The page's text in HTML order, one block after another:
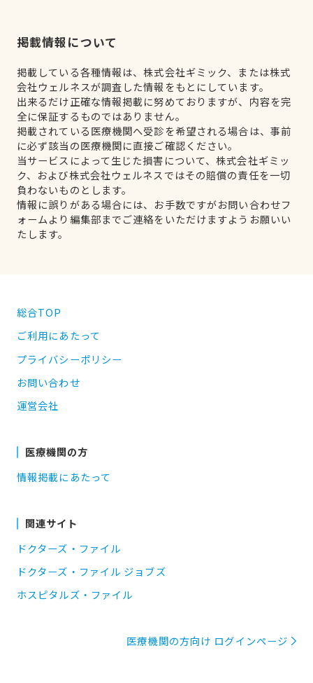
掲載情報について
掲載している各種情報は、株式会社ギミック、または株式
会社ウェルネスが調査した情報をもとにしています。
出来るだけ正確な情報掲載に努めておりますが、内容を完
全に保証するものではありません。
掲載されている医療機関へ受診を希望される場合は、事前
に必ず該当の医療機関に直接ご確認ください。
当サービスによって生じた損害について、株式会社ギミッ
ク、および株式会社ウェルネスではその賠償の責任を一切
負わないものとします。
情報に誤りがある場合には、お手数ですがお問い合わせフ
ォームより編集部までご連絡をいただけますようお願いい
たします。
総合TOP
ご利用にあたって
プライバシーポリシー
お問い合わせ
運営会社
医療機関の方
情報掲載にあたって
関連サイト
ドクターズ・ファイル
ドクターズ・ファイル ジョブズ
ホスピタルズ・ファイル
医療機関の方向け ログインページ